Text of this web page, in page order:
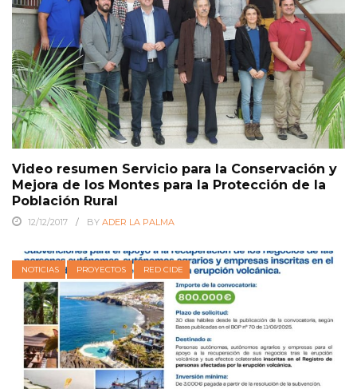
Video resumen Servicio para la Conservación y
Mejora de los Montes para la Protección de la
Población Rural
12/12/2017 BY ADER LA PALMA
NOTICIAS PROYECTOS RED CIDE